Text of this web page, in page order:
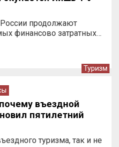
продолжают
финансово затратных…
Туризм
въездной
пятилетний
туризма, так и не